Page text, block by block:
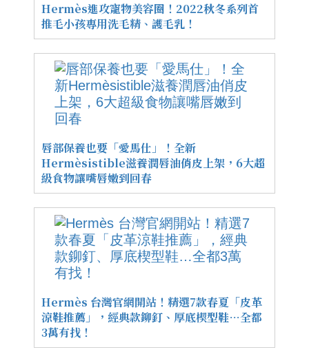
Hermès進攻寵物美容圈！2022秋冬系列首
推毛小孩專用洗毛精、護毛乳！
唇部保養也要「愛馬仕」！全新
Hermèsistible滋養潤唇油俏皮上架，6大超
級食物讓嘴唇嫩到回春
Hermès 台灣官網開站！精選7款春夏「皮革
涼鞋推薦」，經典款鉚釘、厚底楔型鞋…全都
3萬有找！